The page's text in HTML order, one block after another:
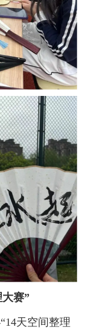
大赛”
天空间整理